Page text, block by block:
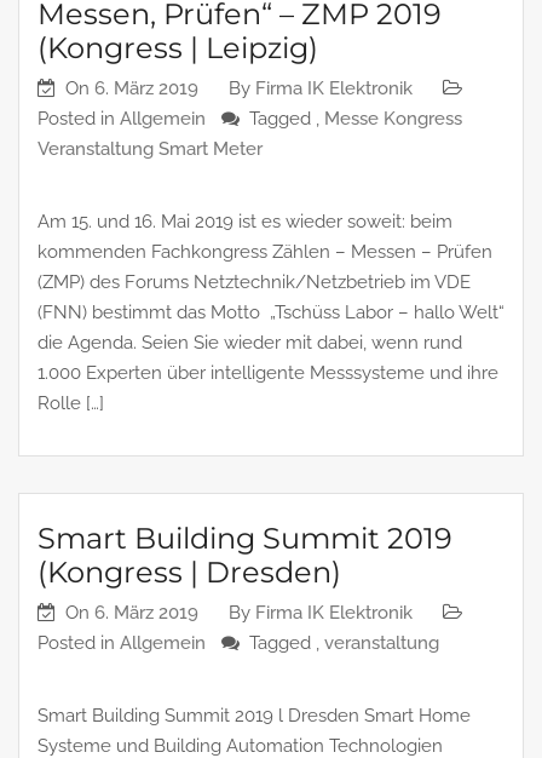
Messen, Prüfen“ – ZMP 2019
(Kongress | Leipzig)
On 6. März 2019 By Firma IK Elektronik
Posted in Allgemein Tagged , Messe Kongress
Veranstaltung Smart Meter
Am 15. und 16. Mai 2019 ist es wieder soweit: beim
kommenden Fachkongress Zählen – Messen – Prüfen
(ZMP) des Forums Netztechnik/Netzbetrieb im VDE
(FNN) bestimmt das Motto „Tschüss Labor – hallo Welt“
die Agenda. Seien Sie wieder mit dabei, wenn rund
1.000 Experten über intelligente Messsysteme und ihre
Rolle […]
Smart Building Summit 2019
(Kongress | Dresden)
On 6. März 2019 By Firma IK Elektronik
Posted in Allgemein Tagged , veranstaltung
Smart Building Summit 2019 l Dresden Smart Home
Systeme und Building Automation Technologien